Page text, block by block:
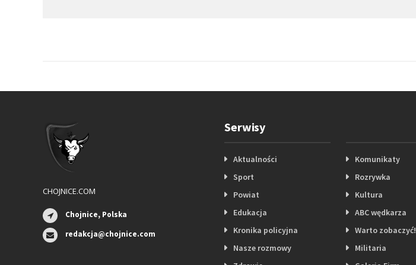
CHOJNICE.COM
Chojnice, Polska
redakcja@chojnice.com
Serwisy
Aktualności
Sport
Powiat
Edukacja
Kronika policyjna
Nasze rozmowy
Komunikaty
Rozrywka
Kultura
ABC wędkarza
Warto zobaczyć!
Militaria